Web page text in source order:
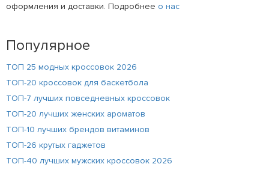
оформления и доставки. Подробнее о нас
Популярное
ТОП 25 модных кроссовок 2026
ТОП-20 кроссовок для баскетбола
ТОП-7 лучших повседневных кроссовок
ТОП-20 лучших женских ароматов
ТОП-10 лучших брендов витаминов
ТОП-26 крутых гаджетов
ТОП-40 лучших мужских кроссовок 2026